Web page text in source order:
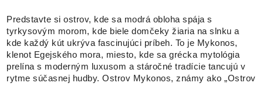
Predstavte si ostrov, kde sa modrá obloha spája s
tyrkysovým morom, kde biele domčeky žiaria na slnku a
kde každý kút ukrýva fascinujúci príbeh. To je Mykonos,
klenot Egejského mora, miesto, kde sa grécka mytológia
prelína s moderným luxusom a stáročné tradície tancujú v
rytme súčasnej hudby. Ostrov Mykonos, známy ako „Ostrov